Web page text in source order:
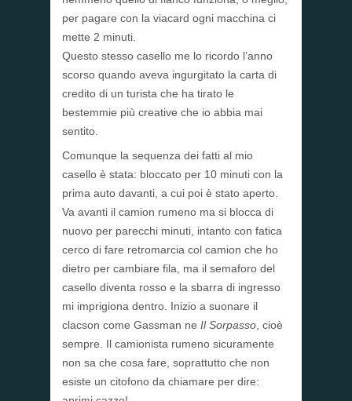
per pagare con la viacard ogni macchina ci
mette 2 minuti.
Questo stesso casello me lo ricordo l’anno
scorso quando aveva ingurgitato la carta di
credito di un turista che ha tirato le
bestemmie più creative che io abbia mai
sentito.
Comunque la sequenza dei fatti al mio
casello è stata: bloccato per 10 minuti con la
prima auto davanti, a cui poi è stato aperto.
Va avanti il camion rumeno ma si blocca di
nuovo per parecchi minuti, intanto con fatica
cerco di fare retromarcia col camion che ho
dietro per cambiare fila, ma il semaforo del
casello diventa rosso e la sbarra di ingresso
mi imprigiona dentro. Inizio a suonare il
clacson come Gassman ne Il Sorpasso, cioè
sempre. Il camionista rumeno sicuramente
non sa che cosa fare, soprattutto che non
esiste un citofono da chiamare per dire: